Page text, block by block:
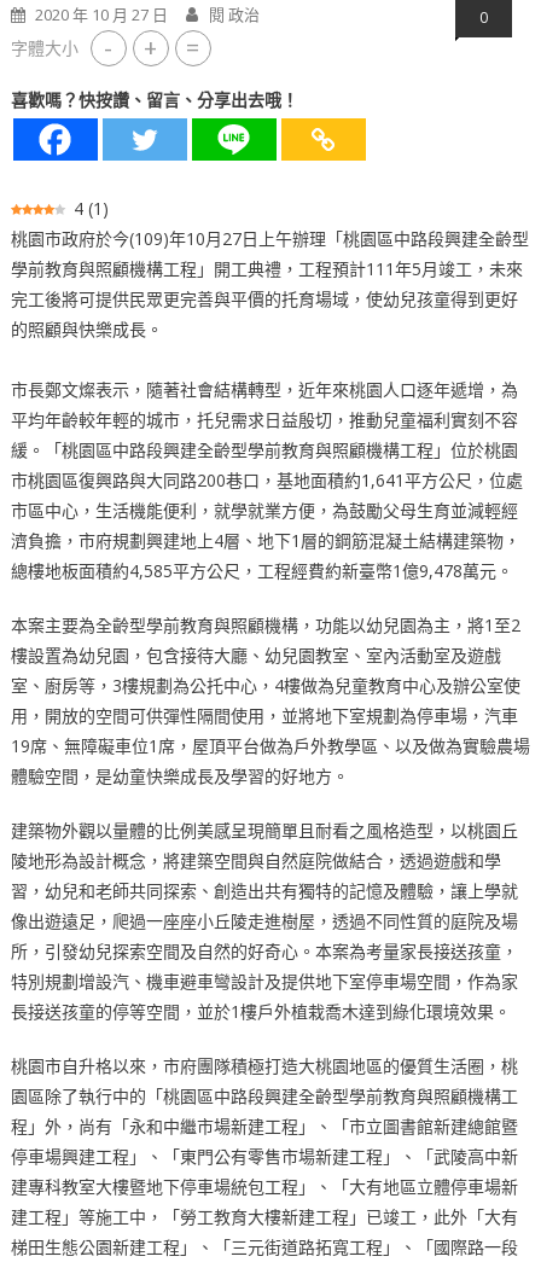
2020 年 10 月 27 日 閱 政治 0
字體大小 - + =
喜歡嗎？快按讚、留言、分享出去哦！
4 (1 )
桃園市政府於今(109)年10月27日上午辦理「桃園區中路段興建全齡型
學前教育與照顧機構工程」開工典禮，工程預計111年5月竣工，未來
完工後將可提供民眾更完善與平價的托育場域，使幼兒孩童得到更好
的照顧與快樂成長。
市長鄭文燦表示，隨著社會結構轉型，近年來桃園人口逐年遞增，為
平均年齡較年輕的城市，托兒需求日益殷切，推動兒童福利實刻不容
緩。「桃園區中路段興建全齡型學前教育與照顧機構工程」位於桃園
市桃園區復興路與大同路200巷口，基地面積約1,641平方公尺，位處
市區中心，生活機能便利，就學就業方便，為鼓勵父母生育並減輕經
濟負擔，市府規劃興建地上4層、地下1層的鋼筋混凝土結構建築物，
總樓地板面積約4,585平方公尺，工程經費約新臺幣1億9,478萬元。
本案主要為全齡型學前教育與照顧機構，功能以幼兒園為主，將1至2
樓設置為幼兒園，包含接待大廳、幼兒園教室、室內活動室及遊戲
室、廚房等，3樓規劃為公托中心，4樓做為兒童教育中心及辦公室使
用，開放的空間可供彈性隔間使用，並將地下室規劃為停車場，汽車
19席、無障礙車位1席，屋頂平台做為戶外教學區、以及做為實驗農場
體驗空間，是幼童快樂成長及學習的好地方。
建築物外觀以量體的比例美感呈現簡單且耐看之風格造型，以桃園丘
陵地形為設計概念，將建築空間與自然庭院做結合，透過遊戲和學
習，幼兒和老師共同探索、創造出共有獨特的記憶及體驗，讓上學就
像出遊遠足，爬過一座座小丘陵走進樹屋，透過不同性質的庭院及場
所，引發幼兒探索空間及自然的好奇心。本案為考量家長接送孩童，
特別規劃增設汽、機車避車彎設計及提供地下室停車場空間，作為家
長接送孩童的停等空間，並於1樓戶外植栽喬木達到綠化環境效果。
桃園市自升格以來，市府團隊積極打造大桃園地區的優質生活圈，桃
園區除了執行中的「桃園區中路段興建全齡型學前教育與照顧機構工
程」外，尚有「永和中繼市場新建工程」、「市立圖書館新建總館暨
停車場興建工程」、「東門公有零售市場新建工程」、「武陵高中新
建專科教室大樓暨地下停車場統包工程」、「大有地區立體停車場新
建工程」等施工中，「勞工教育大樓新建工程」已竣工，此外「大有
梯田生態公園新建工程」、「三元街道路拓寬工程」、「國際路一段